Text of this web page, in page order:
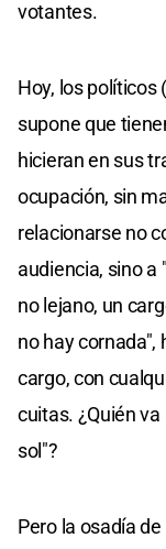
votantes.
Hoy, los políticos
supone que
hicieran en sus
ocupación, sin
relacionarse no
audiencia, sino a
no lejano, un
no hay cornada",
cargo, con
cuitas. ¿Quién
sol"?
Pero la osadía